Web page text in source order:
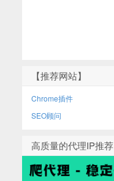
【推荐网站】
Chrome插件
SEO顾问
高质量的代理IP推荐